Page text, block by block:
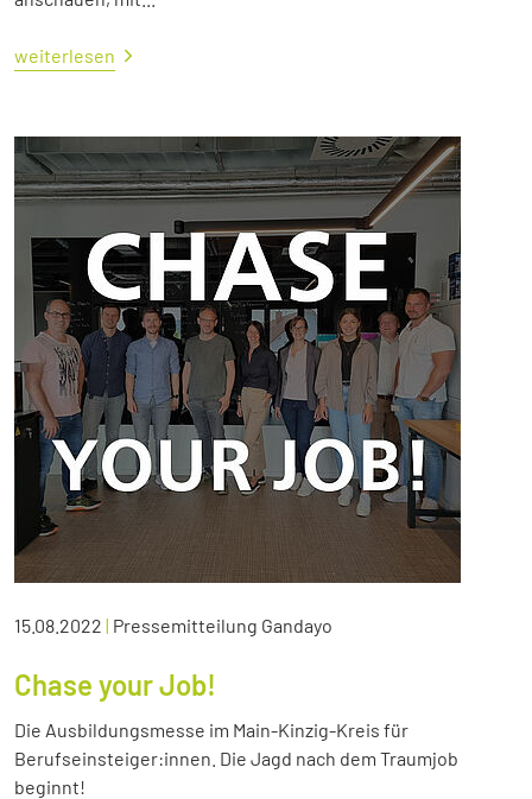
weiterlesen
15.08.2022 | Pressemitteilung Gandayo
Chase your Job!
Die Ausbildungsmesse im Main-Kinzig-Kreis für
Berufseinsteiger:innen. Die Jagd nach dem Traumjob
beginnt!